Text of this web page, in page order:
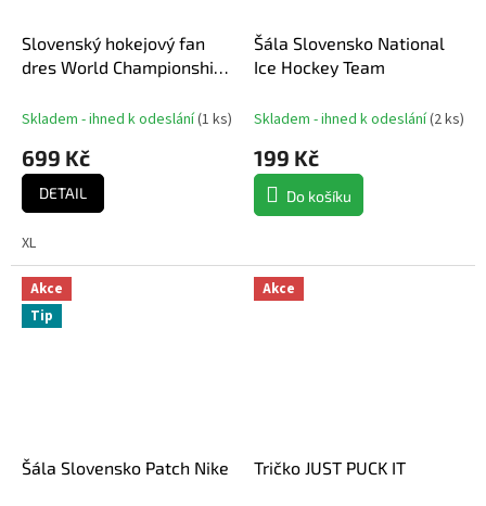
Slovenský hokejový fan
dres World Championship
Skladem - ihned k odeslání(1 ks)
699 Kč
DETAIL
XL
Šála Slovensko National
Ice Hockey Team
Skladem - ihned k odeslání(2 ks)
199 Kč
Do košíku
Akce
Tip
Šála Slovensko Patch Nike
Akce
Tričko JUST PUCK IT